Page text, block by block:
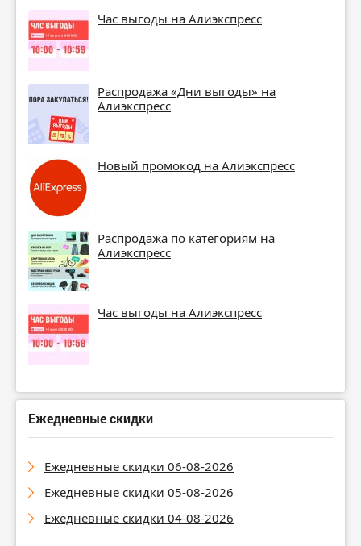
Час выгоды на Алиэкспресс
Распродажа «Дни выгоды» на
Алиэкспресс
Новый промокод на Алиэкспресс
Распродажа по категориям на
Алиэкспресс
Час выгоды на Алиэкспресс
Ежедневные скидки
Ежедневные скидки 06-08-2026
Ежедневные скидки 05-08-2026
Ежедневные скидки 04-08-2026